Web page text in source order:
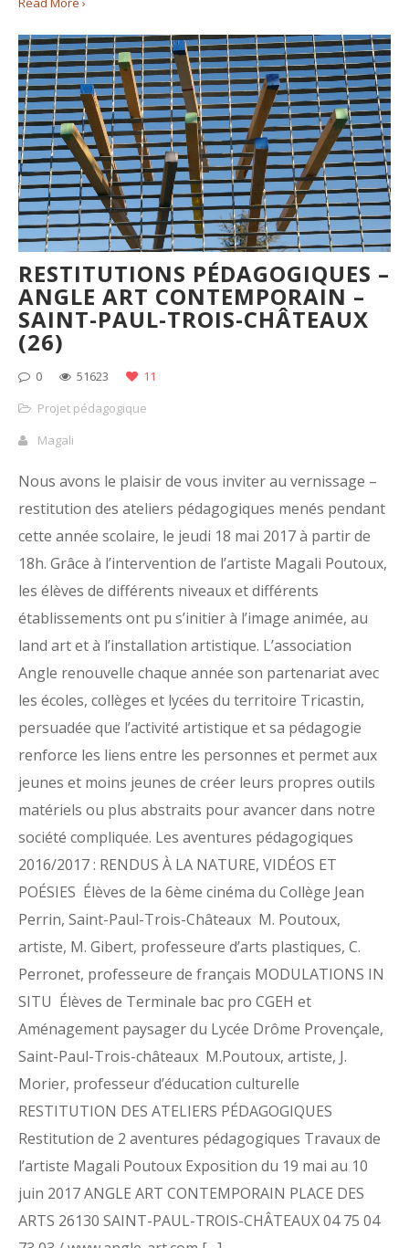
RESTITUTIONS PÉDAGOGIQUES –
ANGLE ART CONTEMPORAIN –
SAINT-PAUL-TROIS-CHÂTEAUX
(26)
0 51623
11
Projet pédagogique
Magali
Nous avons le plaisir de vous inviter au vernissage –
restitution des ateliers pédagogiques menés pendant
cette année scolaire, le jeudi 18 mai 2017 à partir de
18h. Grâce à l’intervention de l’artiste Magali Poutoux,
les élèves de différents niveaux et différents
établissements ont pu s’initier à l’image animée, au
land art et à l’installation artistique. L’association
Angle renouvelle chaque année son partenariat avec
les écoles, collèges et lycées du territoire Tricastin,
persuadée que l’activité artistique et sa pédagogie
renforce les liens entre les personnes et permet aux
jeunes et moins jeunes de créer leurs propres outils
matériels ou plus abstraits pour avancer dans notre
société compliquée. Les aventures pédagogiques
2016/2017 : RENDUS À LA NATURE, VIDÉOS ET
POÉSIES Élèves de la 6ème cinéma du Collège Jean
Perrin, Saint-Paul-Trois-Châteaux M. Poutoux,
artiste, M. Gibert, professeure d’arts plastiques, C.
Perronet, professeure de français MODULATIONS IN
SITU Élèves de Terminale bac pro CGEH et
Aménagement paysager du Lycée Drôme Provençale,
Saint-Paul-Trois-châteaux M.Poutoux, artiste, J.
Morier, professeur d’éducation culturelle
RESTITUTION DES ATELIERS PÉDAGOGIQUES
Restitution de 2 aventures pédagogiques Travaux de
l’artiste Magali Poutoux Exposition du 19 mai au 10
juin 2017 ANGLE ART CONTEMPORAIN PLACE DES
ARTS 26130 SAINT-PAUL-TROIS-CHÂTEAUX 04 75 04